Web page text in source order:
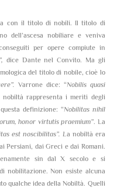
con il titolo di nobili. Il titolo di
dell’ascesa nobiliare e veniva
per opere compiute in
dice Dante nel Convito. Ma gli
del titolo di nobile, cioè lo
Varrone dice: “Nobilis quasi
rappresenta i meriti degli
definizione: “Nobilitas nihil
honor virtutis praemium”. La
est noscibilitas”. La nobiltà era
Persiani, dai Greci e dai Romani.
sin dal X secolo e si
nobilitazione. Non esiste alcuna
qualche idea della Nobiltà. Quelli